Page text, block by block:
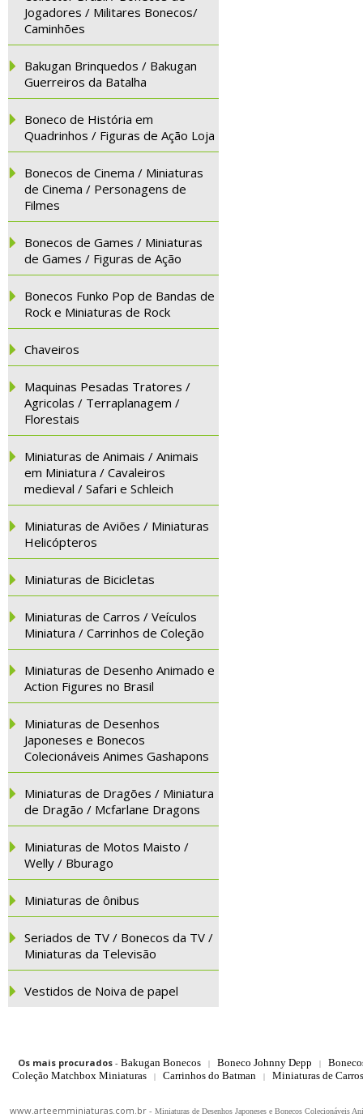
Jogadores / Militares Bonecos/
Caminhões
Bakugan Brinquedos / Bakugan
Guerreiros da Batalha
Boneco de História em
Quadrinhos / Figuras de Ação Loja
Bonecos de Cinema / Miniaturas
de Cinema / Personagens de
Filmes
Bonecos de Games / Miniaturas
de Games / Figuras de Ação
Bonecos Funko Pop de Bandas de
Rock e Miniaturas de Rock
Chaveiros
Maquinas Pesadas Tratores /
Agricolas / Terraplanagem /
Florestais
Miniaturas de Animais / Animais
em Miniatura / Cavaleiros
medieval / Safari e Schleich
Miniaturas de Aviões / Miniaturas
Helicópteros
Miniaturas de Bicicletas
Miniaturas de Carros / Veículos
Miniatura / Carrinhos de Coleção
Miniaturas de Desenho Animado e
Action Figures no Brasil
Miniaturas de Desenhos
Japoneses e Bonecos
Colecionáveis Animes Gashapons
Miniaturas de Dragões / Miniatura
de Dragão / Mcfarlane Dragons
Miniaturas de Motos Maisto /
Welly / Bburago
Miniaturas de ônibus
Seriados de TV / Bonecos da TV /
Miniaturas da Televisão
Vestidos de Noiva de papel
Os mais procurados- Bakugan Bonecos | Boneco Johnny Depp |
Coleção Matchbox Miniaturas
| Carrinhos do Batman | Miniaturas de
www.arteemminiaturas.com.br - Miniaturas de Desenhos Japoneses e Bonecos Colecionáveis